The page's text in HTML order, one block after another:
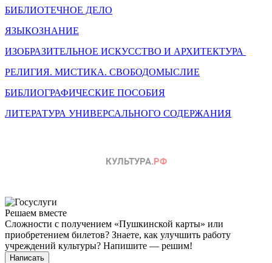
БИБЛИОТЕЧНОЕ ДЕЛО
ЯЗЫКОЗНАНИЕ
ИЗОБРАЗИТЕЛЬНОЕ ИСКУССТВО И АРХИТЕКТУРА
РЕЛИГИЯ. МИСТИКА. СВОБОДОМЫСЛИЕ
БИБЛИОГРАФИЧЕСКИЕ ПОСОБИЯ
ЛИТЕРАТУРА УНИВЕРСАЛЬНОГО СОДЕРЖАНИЯ
Решаем вместе
Сложности с получением «Пушкинской карты» или
приобретением билетов? Знаете, как улучшить работу
учреждений культуры? Напишите — решим!
Написать